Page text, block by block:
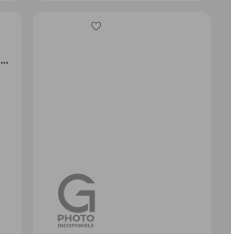
Enregistrer